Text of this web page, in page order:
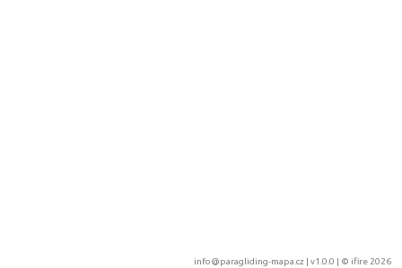
info@paragliding-mapa.cz | v1.0.0 | © ifire 2026